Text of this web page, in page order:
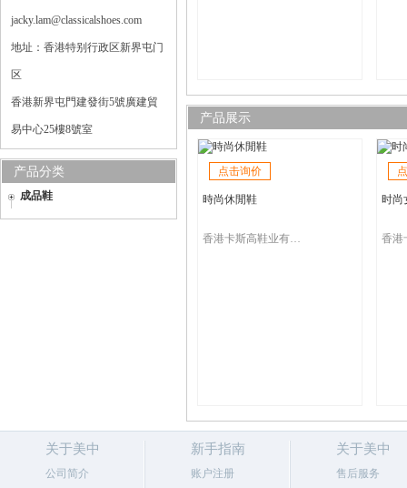
jacky.lam@classicalshoes.com
地址：香港特别行政区新界屯门
区
香港新界屯門建發街5號廣建貿
易中心25樓8號室
产品分类
成品鞋
产品展示
点击询价
時尚休閒鞋
香港卡斯高鞋业有限公司
时尚
关于美中
公司简介
新手指南
账户注册
关于美中
售后服务